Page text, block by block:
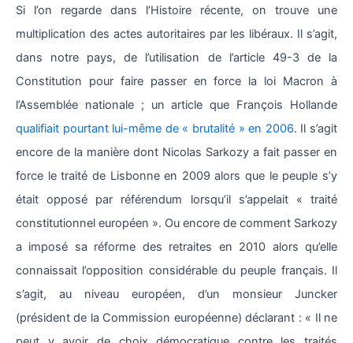
Si l’on regarde dans l’Histoire récente, on trouve une
multiplication des actes autoritaires par les libéraux. Il s’agit,
dans notre pays, de l’utilisation de l’article 49-3 de la
Constitution pour faire passer en force la loi Macron à
l’Assemblée nationale ; un article que François Hollande
qualifiait pourtant lui-même de « brutalité » en 2006. Il s’agit
encore de la manière dont Nicolas Sarkozy a fait passer en
force le traité de Lisbonne en 2009 alors que le peuple s’y
était opposé par référendum lorsqu’il s’appelait « traité
constitutionnel européen ». Ou encore de comment Sarkozy
a imposé sa réforme des retraites en 2010 alors qu’elle
connaissait l’opposition considérable du peuple français. Il
s’agit, au niveau européen, d’un monsieur Juncker
(président de la Commission européenne) déclarant : « Il ne